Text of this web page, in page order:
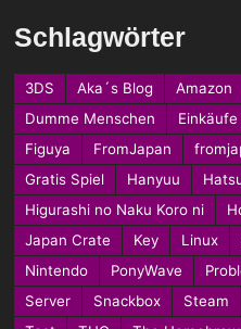
Schlagwörter
3DS Aka´s Blog Amazon
Dumme Menschen
Einkäufe
Figuya
FromJapan
Gratis Spiel
Hanyuu
Higurashi no Naku Koro ni
Japan Crate
Key Linux
Nintendo
PonyWave
Server
Snackbox Steam